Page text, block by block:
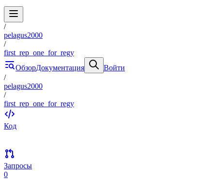
/
pelagus2000
/
first_rep_one_for_regy
ОбзорДокументация
Войти
/
pelagus2000
/
first_rep_one_for_regy
Код
Запросы
0